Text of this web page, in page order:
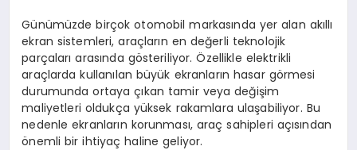
Günümüzde birçok otomobil markasında yer alan akıllı
ekran sistemleri, araçların en değerli teknolojik
parçaları arasında gösteriliyor. Özellikle elektrikli
araçlarda kullanılan büyük ekranların hasar görmesi
durumunda ortaya çıkan tamir veya değişim
maliyetleri oldukça yüksek rakamlara ulaşabiliyor. Bu
nedenle ekranların korunması, araç sahipleri açısından
önemli bir ihtiyaç haline geliyor.